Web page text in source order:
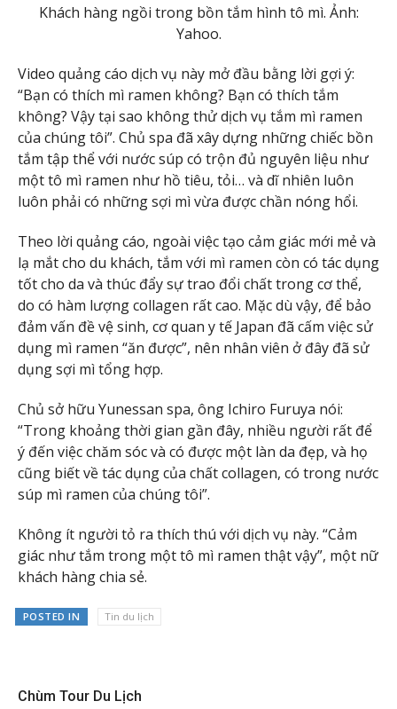
Khách hàng ngồi trong bồn tắm hình tô mì. Ảnh:
Yahoo.
Video quảng cáo dịch vụ này mở đầu bằng lời gợi ý:
“Bạn có thích mì ramen không? Bạn có thích tắm
không? Vậy tại sao không thử dịch vụ tắm mì ramen
của chúng tôi”. Chủ spa đã xây dựng những chiếc bồn
tắm tập thể với nước súp có trộn đủ nguyên liệu như
một tô mì ramen như hồ tiêu, tỏi… và dĩ nhiên luôn
luôn phải có những sợi mì vừa được chần nóng hổi.
Theo lời quảng cáo, ngoài việc tạo cảm giác mới mẻ và
lạ mắt cho du khách, tắm với mì ramen còn có tác dụng
tốt cho da và thúc đẩy sự trao đổi chất trong cơ thể,
do có hàm lượng collagen rất cao. Mặc dù vậy, để bảo
đảm vấn đề vệ sinh, cơ quan y tế Japan đã cấm việc sử
dụng mì ramen “ăn được”, nên nhân viên ở đây đã sử
dụng sợi mì tổng hợp.
Chủ sở hữu Yunessan spa, ông Ichiro Furuya nói:
“Trong khoảng thời gian gần đây, nhiều người rất để
ý đến việc chăm sóc và có được một làn da đẹp, và họ
cũng biết về tác dụng của chất collagen, có trong nước
súp mì ramen của chúng tôi”.
Không ít người tỏ ra thích thú với dịch vụ này. “Cảm
giác như tắm trong một tô mì ramen thật vậy”, một nữ
khách hàng chia sẻ.
POSTED IN Tin du lịch
Chùm Tour Du Lịch